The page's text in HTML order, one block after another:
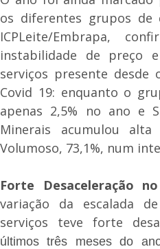
os diferentes grupos de
ICPLeite/Embrapa,
instabilidade de preço
serviços presente
Covid 19: enquanto o
apenas 2,5% no ano e
Minerais acumulou
Volumoso, 73,1%, num
Forte Desaceleração
variação da escalada
serviços teve forte
últimos três meses do